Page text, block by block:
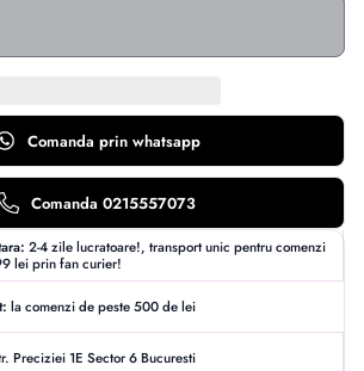
Comanda prin whatsapp
Comanda 0215557073
2-4 zile lucratoare!, transport unic pentru comenzi
lei prin fan curier!
la comenzi de peste 500 de lei
Preciziei 1E Sector 6 Bucuresti